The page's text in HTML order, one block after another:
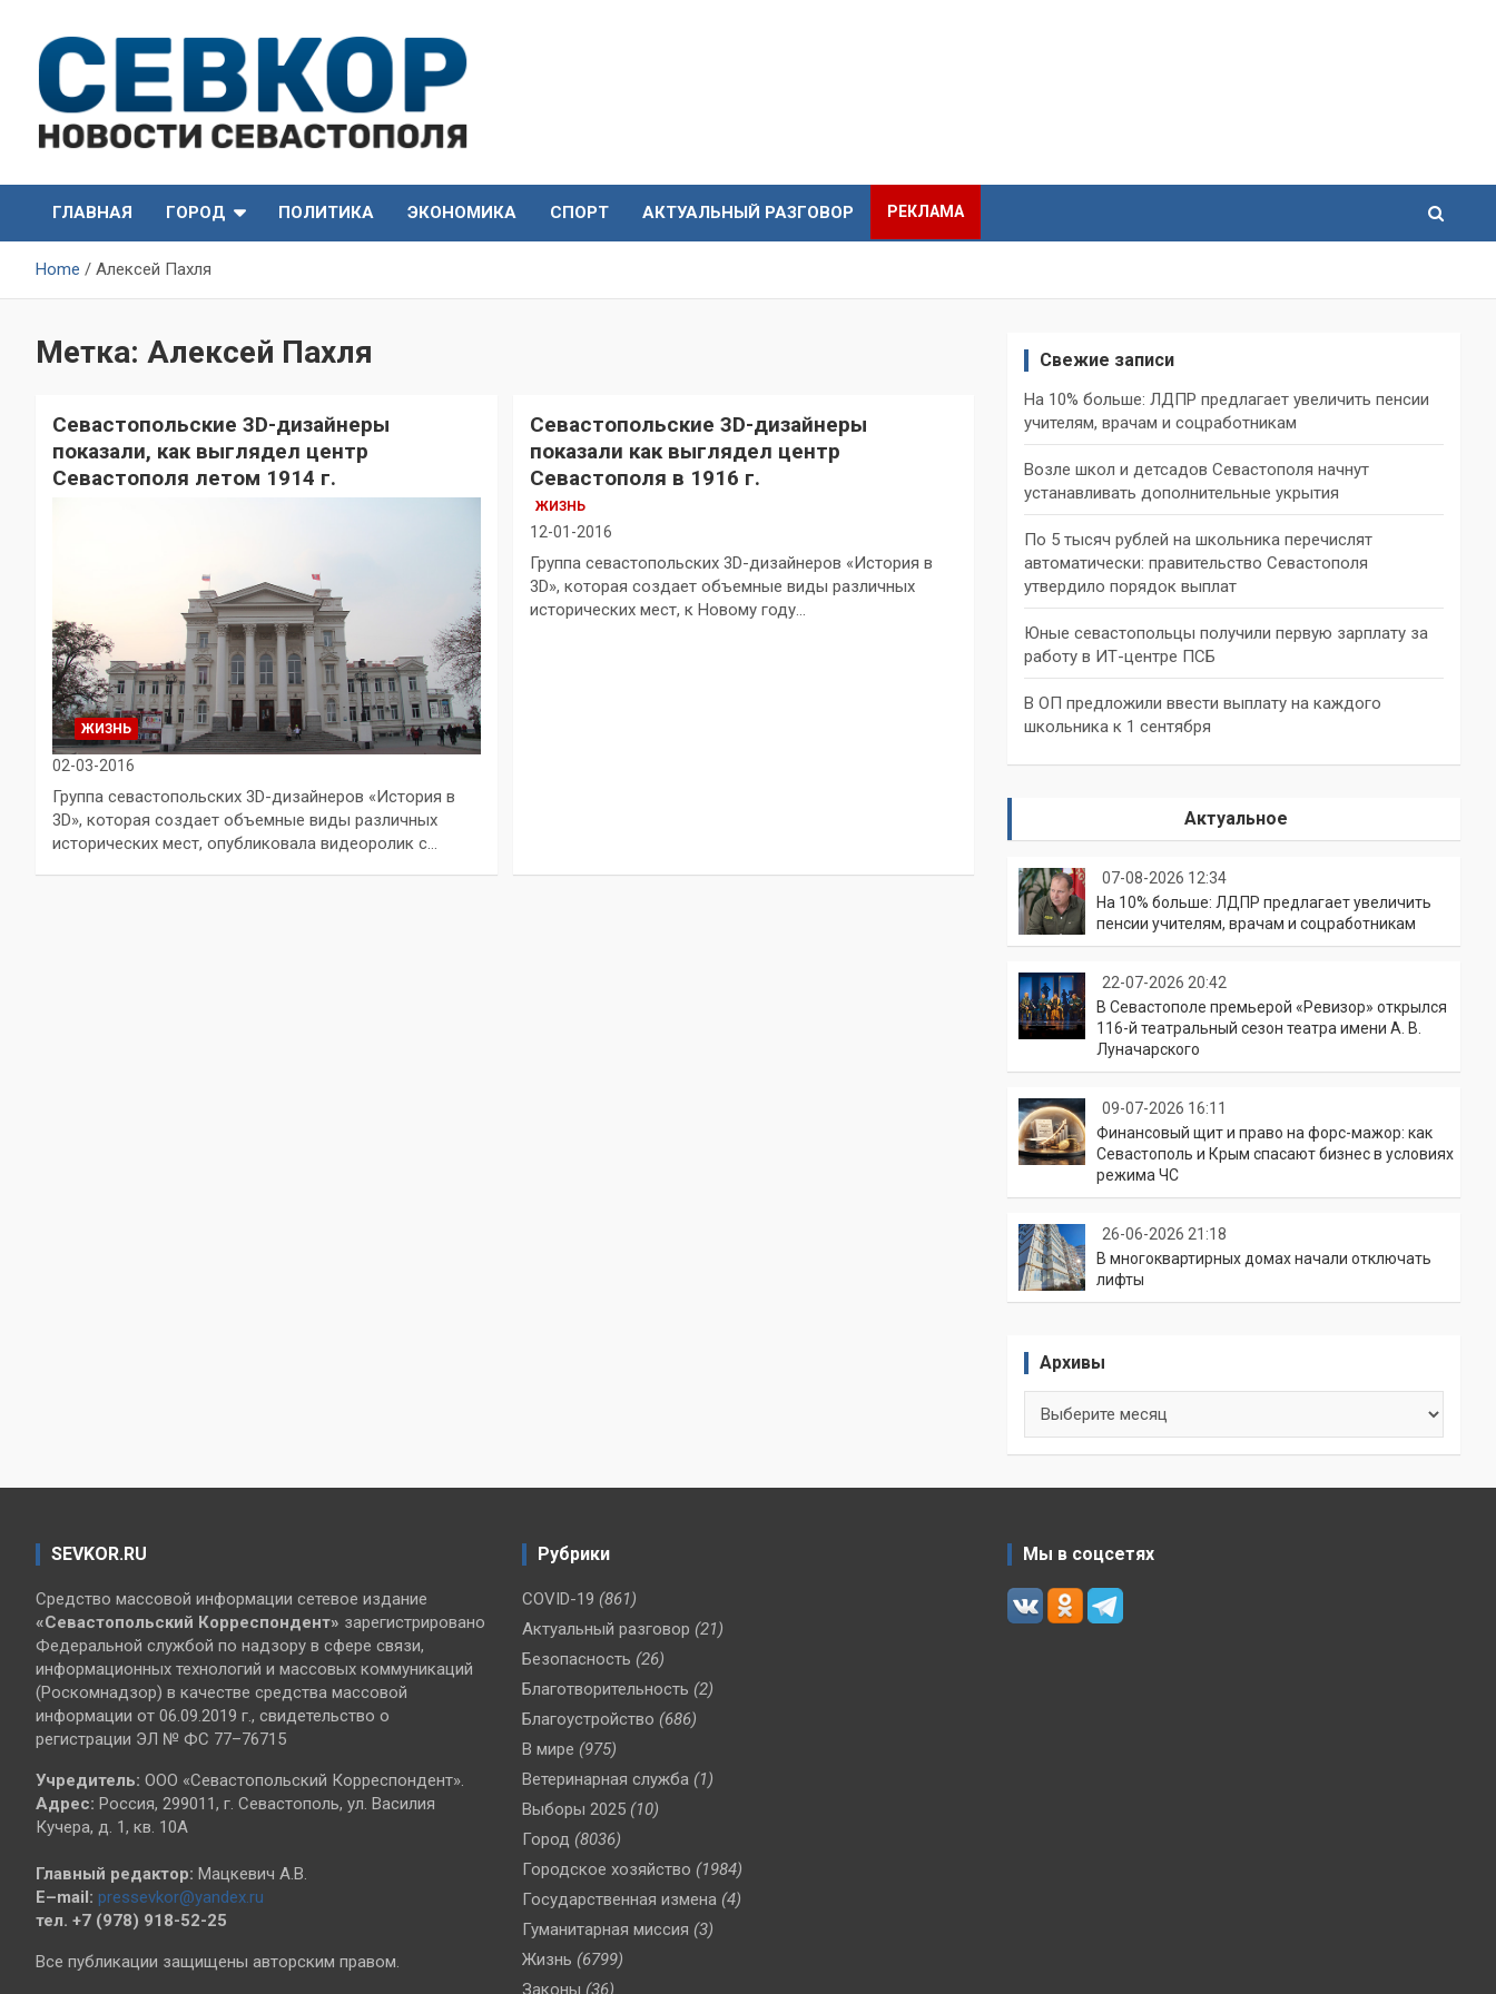
content
СевКор — Новости
Севастополя
Севастополя
ГЛАВНАЯ
ГОРОД ПОЛИТИКА ЭКОНОМИКА СПОРТ АКТУАЛЬНЫЙ РАЗГОВОР РЕКЛАМА
Home Алексей Пахля
Метка: Алексей Пахля
Севастопольские 3D-дизайнеры
показали, как выглядел центр
Севастополя летом 1914 г.
ЖИЗНЬ
02-03-2016
Группа севастопольских 3D-дизайнеров «История в
3D», которая создает объемные виды различных
исторических мест, опубликовала видеоролик с…
Севастопольские 3D-дизайнеры
показали как выглядел центр
Севастополя в 1916 г.
ЖИЗНЬ
12-01-2016
Группа севастопольских 3D-дизайнеров «История в
3D», которая создает объемные виды различных
исторических мест, к Новому году…
Свежие записи
На 10% больше: ЛДПР предлагает увеличить пенсии
учителям, врачам и соцработникам
Возле школ и детсадов Севастополя начнут
устанавливать дополнительные укрытия
По 5 тысяч рублей на школьника перечислят
автоматически: правительство Севастополя
утвердило порядок выплат
Юные севастопольцы получили первую зарплату за
работу в ИТ-центре ПСБ
В ОП предложили ввести выплату на каждого
школьника к 1 сентября
Актуальное
07-08-2026 12:34
На 10% больше: ЛДПР предлагает увеличить
пенсии учителям, врачам и соцработникам
22-07-2026 20:42
В Севастополе премьерой «Ревизор» открылся
116-й театральный сезон театра имени А. В.
Луначарского
09-07-2026 16:11
Финансовый щит и право на форс-мажор: как
Севастополь и Крым спасают бизнес в условиях
режима ЧС
26-06-2026 21:18
В многоквартирных домах начали отключать
лифты
Архивы
SEVKOR.RU
Средство массовой информации сетевое издание
«Севастопольский Корреспондент» зарегистрировано
Федеральной службой по надзору в сфере связи,
информационных технологий и массовых коммуникаций
(Роскомнадзор) в качестве средства массовой
информации от 06.09.2019 г., свидетельство о
регистрации ЭЛ № ФС 77–76715
Учредитель: ООО «Севастопольский Корреспондент».
Адрес: Россия, 299011, г. Севастополь, ул. Василия
Кучера, д. 1, кв. 10А
Главный редактор: Мацкевич А.В.
E–mail: pressevkor@yandex.ru
тел. +7 (978) 918-52-25
Все публикации защищены авторским правом.
Рубрики
COVID-19 (861)
Актуальный разговор (21)
Безопасность (26)
Благотворительность (2)
Благоустройство (686)
В мире (975)
Ветеринарная служба (1)
Выборы 2025 (10)
Город (8036)
Городское хозяйство (1984)
Государственная измена (4)
Гуманитарная миссия (3)
Жизнь (6799)
Законы (36)
Мы в соцсетях